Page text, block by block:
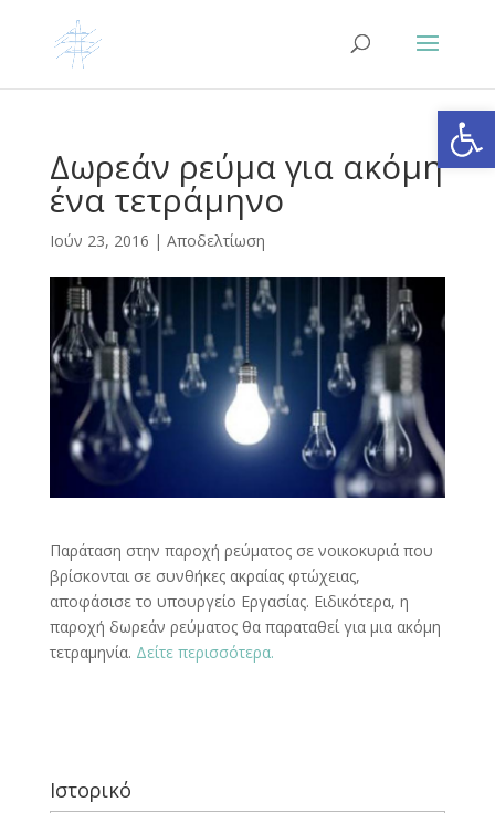
Δωρεάν ρεύμα για ακόμη
ένα τετράμηνο
Ιούν 23, 2016 | Αποδελτίωση
Παράταση στην παροχή ρεύματος σε νοικοκυριά που
βρίσκονται σε συνθήκες ακραίας φτώχειας,
αποφάσισε το υπουργείο Εργασίας. Ειδικότερα, η
παροχή δωρεάν ρεύματος θα παραταθεί για μια ακόμη
τετραμηνία. Δείτε περισσότερα.
Ιστορικό